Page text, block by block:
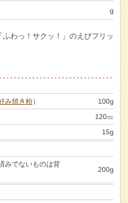
g
わっ！サクッ！」のえびフリッ
み焼き粉）
100g
120㏄
15g
みでないものは背
200g